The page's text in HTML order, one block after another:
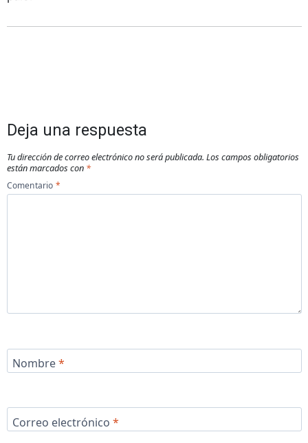
Deja una respuesta
Tu dirección de correo electrónico no será publicada. Los campos obligatorios
están marcados con *
Comentario *
Nombre*
Correo electrónico *